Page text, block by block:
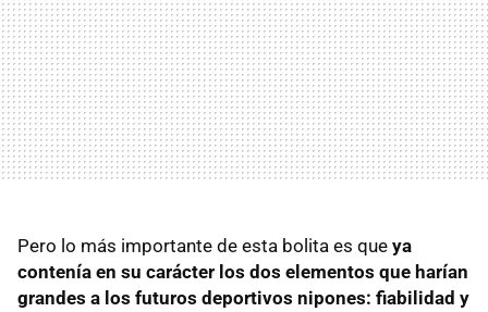
Pero lo más importante de esta bolita es que ya
contenía en su carácter los dos elementos que harían
grandes a los futuros deportivos nipones: fiabilidad y